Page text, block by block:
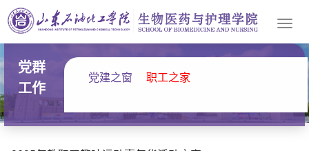
党群
工作
党建之窗 职工之家